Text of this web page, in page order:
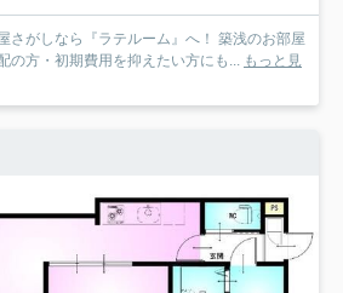
さがしなら『ラテルーム』へ！ 築浅のお部屋
の方・初期費用を抑えたい方にも... もっと見